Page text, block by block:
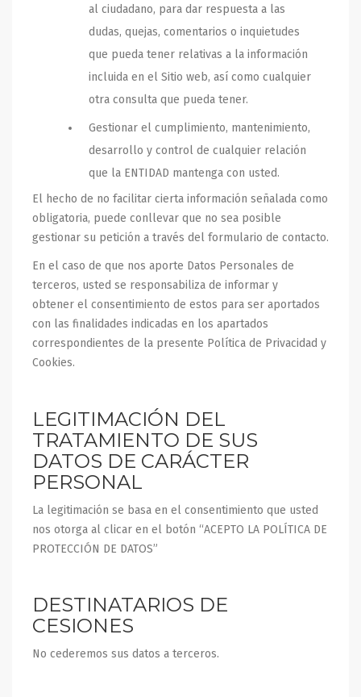
al ciudadano, para dar respuesta a las
dudas, quejas, comentarios o inquietudes
que pueda tener relativas a la información
incluida en el Sitio web, así como cualquier
otra consulta que pueda tener.
Gestionar el cumplimiento, mantenimiento,
desarrollo y control de cualquier relación
que la ENTIDAD mantenga con usted.
El hecho de no facilitar cierta información señalada como
obligatoria, puede conllevar que no sea posible
gestionar su petición a través del formulario de contacto.
En el caso de que nos aporte Datos Personales de
terceros, usted se responsabiliza de informar y
obtener el consentimiento de estos para ser aportados
con las finalidades indicadas en los apartados
correspondientes de la presente Política de Privacidad y
Cookies.
LEGITIMACIÓN DEL
TRATAMIENTO DE SUS
DATOS DE CARÁCTER
PERSONAL
La legitimación se basa en el consentimiento que usted
nos otorga al clicar en el botón “ACEPTO LA POLÍTICA DE
PROTECCIÓN DE DATOS”
DESTINATARIOS DE
CESIONES
No cederemos sus datos a terceros.